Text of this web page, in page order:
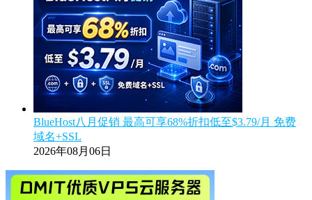
BlueHost八月促销 最高可享68%折扣低至$3.79/月 免费
域名+SSL
2026年08月06日